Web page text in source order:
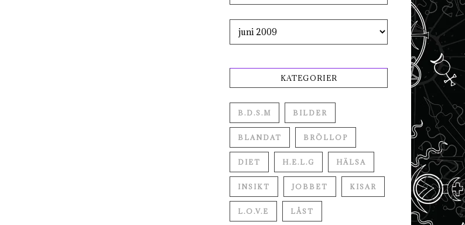
Arkiv
KATEGORIER
B.D.S.M BILDER
BLANDAT BRÖLLOP
DIET H.E.L.G HÄLSA
INSIKT JOBBET KISAR
L.O.V.E LÅST